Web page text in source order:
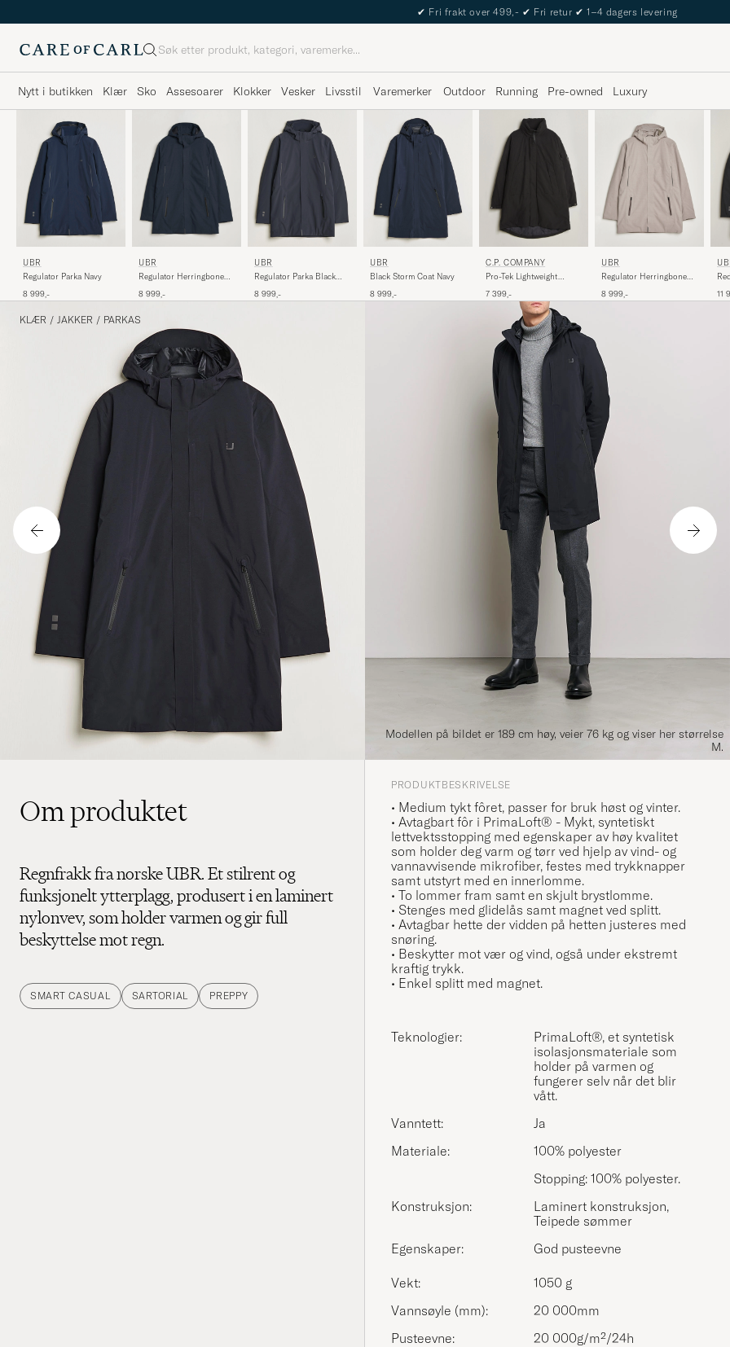
The Care of Carl Passport
Søk
Nytt i butikken Klær Sko Assesoarer Klokker Vesker Livsstil Varemerker Outdoor Running Pre-owned Luxury
UBR
Regulator Parka Navy
8 999,-
UBR
Regulator Herringbone
8 999,-
UBR
Regulator Parka Black
8 999,-
UBR
Black Storm Coat Navy
8 999,-
C.P. COMPANY
Pro-Tek Lightweight
7 399,-
UBR
Regulator Herringbone
8 999,-
11
KLÆR / JAKKER / PARKAS
Modellen på bildet er 189 cm høy, veier 76 kg og viser her størrelse
M.
Om produktet
Regnfrakk fra norske UBR. Et stilrent og
funksjonelt ytterplagg, produsert i en laminert
nylonvev, som holder varmen og gir full
beskyttelse mot regn.
SMART CASUAL SARTORIAL PREPPY
PRODUKTBESKRIVELSE
• Medium tykt fôret, passer for bruk høst og vinter.
• Avtagbart fôr i PrimaLoft® - Mykt, syntetiskt
lettvektsstopping med egenskaper av høy kvalitet
som holder deg varm og tørr ved hjelp av vind- og
vannavvisende mikrofiber, festes med trykknapper
samt utstyrt med en innerlomme.
• To lommer fram samt en skjult brystlomme.
• Stenges med glidelås samt magnet ved splitt.
• Avtagbar hette der vidden på hetten justeres med
snøring.
• Beskytter mot vær og vind, også under ekstremt
kraftig trykk.
• Enkel splitt med magnet.
Teknologier:
PrimaLoft®, et syntetisk
isolasjonsmateriale som
holder på varmen og
fungerer selv når det blir
vått.
Vanntett:
Ja
Materiale:
100% polyester
Stopping: 100% polyester.
Konstruksjon:
Laminert konstruksjon,
Teipede sømmer
Egenskaper:
God pusteevne
Vekt:
1050 g
Vannsøyle (mm):
20 000mm
Pusteevne:
20 000g/m²/24h